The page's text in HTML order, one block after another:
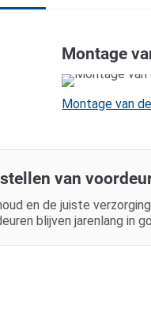
Montage
Montage van
van
en de juiste
blijven jarenlang in